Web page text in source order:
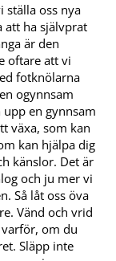
ställa oss nya
att ha självprat
är den
oftare att vi
fotknölarna
ogynnsam
en gynnsam
växa, som kan
kan hjälpa dig
känslor. Det är
och ju mer vi
Så låt oss öva
Vänd och vrid
om du
Släpp inte